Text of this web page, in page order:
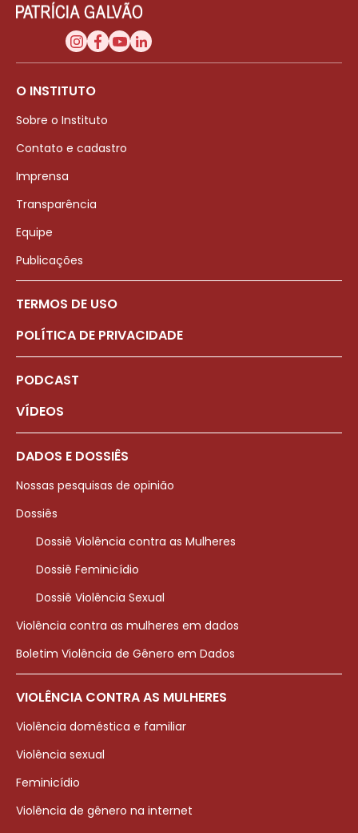
O INSTITUTO
Sobre o Instituto
Contato e cadastro
Imprensa
Transparência
Equipe
Publicações
TERMOS DE USO
POLÍTICA DE PRIVACIDADE
PODCAST
VÍDEOS
DADOS E DOSSIÊS
Nossas pesquisas de opinião
Dossiês
Dossiê Violência contra as Mulheres
Dossiê Feminicídio
Dossiê Violência Sexual
Violência contra as mulheres em dados
Boletim Violência de Gênero em Dados
VIOLÊNCIA CONTRA AS MULHERES
Violência doméstica e familiar
Violência sexual
Feminicídio
Violência de gênero na internet